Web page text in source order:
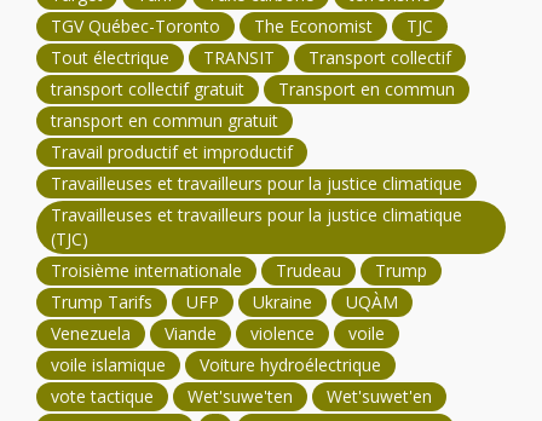
TGV Québec-Toronto
The Economist
TJC
Tout électrique
TRANSIT
Transport collectif
transport collectif gratuit
Transport en commun
transport en commun gratuit
Travail productif et improductif
Travailleuses et travailleurs pour la justice climatique
Travailleuses et travailleurs pour la justice climatique
(TJC)
Troisième internationale
Trudeau
Trump
Trump Tarifs
UFP Ukraine
UQÀM
Venezuela
Viande violence
voile
voile islamique
Voiture hydroélectrique
vote tactique
Wet'suwe'ten
Wet'suwet'en